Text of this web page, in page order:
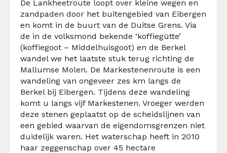
De Lankheetroute loopt over kleine wegen en
zandpaden door het buitengebied van Eibergen
en komt in de buurt van de Duitse Grens. Via
de in de volksmond bekende ‘koffiegütte’
(koffiegoot – Middelhuisgoot) en de Berkel
wandel we het laatste stuk terug richting de
Mallumse Molen. De Markestenenroute is een
wandeling van ongeveer zes km langs de
Berkel bij Eibergen. Tijdens deze wandeling
komt u langs vijf Markestenen. Vroeger werden
deze stenen geplaatst op de scheidslijnen van
een gebied waarvan de eigendomsgrenzen niet
duidelijk waren. Het waterschap heeft in 2010
haar zeggenschap over 45 hectare